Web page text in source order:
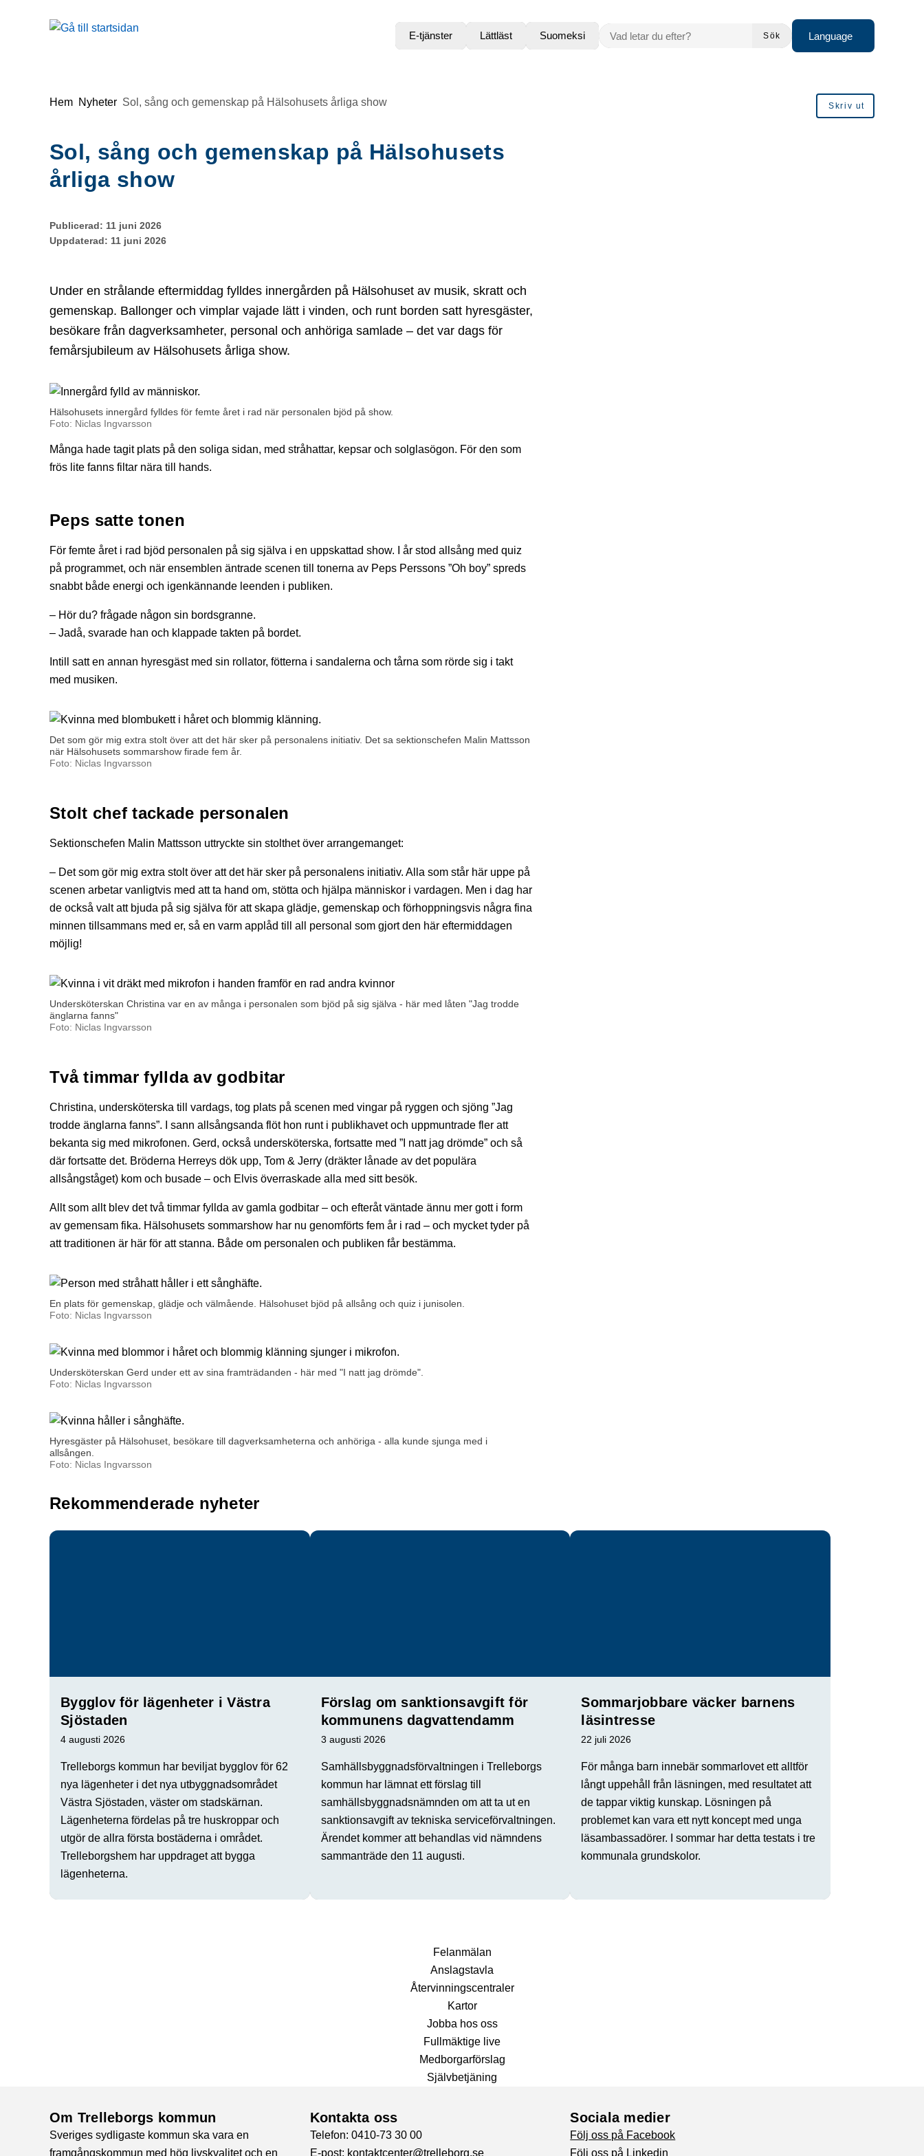
Gå till innehåll
E-tjänster
Lättläst Suomeksi
VAD LETAR DU EFTER?
Sök
Language
Du är här:
Hem Nyheter Sol, sång och gemenskap på Hälsohusets årliga show Skriv ut
Sol, sång och gemenskap på Hälsohusets
årliga show
Publicerad: 11 juni 2026
Uppdaterad: 11 juni 2026
Under en strålande eftermiddag fylldes innergården på Hälsohuset av musik, skratt och
gemenskap. Ballonger och vimplar vajade lätt i vinden, och runt borden satt hyresgäster,
besökare från dagverksamheter, personal och anhöriga samlade – det var dags för
femårsjubileum av Hälsohusets årliga show.
Hälsohusets innergård fylldes för femte året i rad när personalen bjöd på show.
Foto: Niclas Ingvarsson
Många hade tagit plats på den soliga sidan, med stråhattar, kepsar och solglasögon. För den som
frös lite fanns filtar nära till hands.
Peps satte tonen
För femte året i rad bjöd personalen på sig själva i en uppskattad show. I år stod allsång med quiz
på programmet, och när ensemblen äntrade scenen till tonerna av Peps Perssons ”Oh boy” spreds
snabbt både energi och igenkännande leenden i publiken.
– Hör du? frågade någon sin bordsgranne.
– Jadå, svarade han och klappade takten på bordet.
Intill satt en annan hyresgäst med sin rollator, fötterna i sandalerna och tårna som rörde sig i takt
med musiken.
Det som gör mig extra stolt över att det här sker på personalens initiativ. Det sa sektionschefen Malin Mattsson
när Hälsohusets sommarshow firade fem år.
Foto: Niclas Ingvarsson
Stolt chef tackade personalen
Sektionschefen Malin Mattsson uttryckte sin stolthet över arrangemanget:
– Det som gör mig extra stolt över att det här sker på personalens initiativ. Alla som står här uppe på
scenen arbetar vanligtvis med att ta hand om, stötta och hjälpa människor i vardagen. Men i dag har
de också valt att bjuda på sig själva för att skapa glädje, gemenskap och förhoppningsvis några fina
minnen tillsammans med er, så en varm applåd till all personal som gjort den här eftermiddagen
möjlig!
Undersköterskan Christina var en av många i personalen som bjöd på sig själva - här med låten "Jag trodde
änglarna fanns"
Foto: Niclas Ingvarsson
Två timmar fyllda av godbitar
Christina, undersköterska till vardags, tog plats på scenen med vingar på ryggen och sjöng ”Jag
trodde änglarna fanns”. I sann allsångsanda flöt hon runt i publikhavet och uppmuntrade fler att
bekanta sig med mikrofonen. Gerd, också undersköterska, fortsatte med ”I natt jag drömde” och så
där fortsatte det. Bröderna Herreys dök upp, Tom & Jerry (dräkter lånade av det populära
allsångståget) kom och busade – och Elvis överraskade alla med sitt besök.
Allt som allt blev det två timmar fyllda av gamla godbitar – och efteråt väntade ännu mer gott i form
av gemensam fika. Hälsohusets sommarshow har nu genomförts fem år i rad – och mycket tyder på
att traditionen är här för att stanna. Både om personalen och publiken får bestämma.
En plats för gemenskap, glädje och välmående. Hälsohuset bjöd på allsång och quiz i junisolen.
Foto: Niclas Ingvarsson
Undersköterskan Gerd under ett av sina framträdanden - här med "I natt jag drömde".
Foto: Niclas Ingvarsson
Hyresgäster på Hälsohuset, besökare till dagverksamheterna och anhöriga - alla kunde sjunga med i
allsången.
Foto: Niclas Ingvarsson
Rekommenderade nyheter
Bygglov för lägenheter i Västra
Sjöstaden
4 augusti 2026
Trelleborgs kommun har beviljat bygglov för 62
nya lägenheter i det nya utbyggnadsområdet
Västra Sjöstaden, väster om stadskärnan.
Lägenheterna fördelas på tre huskroppar och
utgör de allra första bostäderna i området.
Trelleborgshem har uppdraget att bygga
lägenheterna.
Förslag om sanktionsavgift för
kommunens dagvattendamm
3 augusti 2026
Samhällsbyggnadsförvaltningen i Trelleborgs
kommun har lämnat ett förslag till
samhällsbyggnadsnämnden om att ta ut en
sanktionsavgift av tekniska serviceförvaltningen.
Ärendet kommer att behandlas vid nämndens
sammanträde den 11 augusti.
Sommarjobbare väcker barnens
läsintresse
22 juli 2026
För många barn innebär sommarlovet ett alltför
långt uppehåll från läsningen, med resultatet att
de tappar viktig kunskap. Lösningen på
problemet kan vara ett nytt koncept med unga
läsambassadörer. I sommar har detta testats i tre
kommunala grundskolor.
Fel­anmälan
Anslags­tavla
Återvinnings­centraler
Kartor
Jobba hos oss
Fullmäktige live
Medborgarförslag
Självbetjäning
Om Trelleborgs kommun
Sveriges sydligaste kommun ska vara en
framgångskommun med hög livskvalitet och en
Kontakta oss
Telefon: 0410-73 30 00
E-post: kontaktcenter@trelleborg.se
Sociala medier
Följ oss på Facebook
Följ oss på Linkedin